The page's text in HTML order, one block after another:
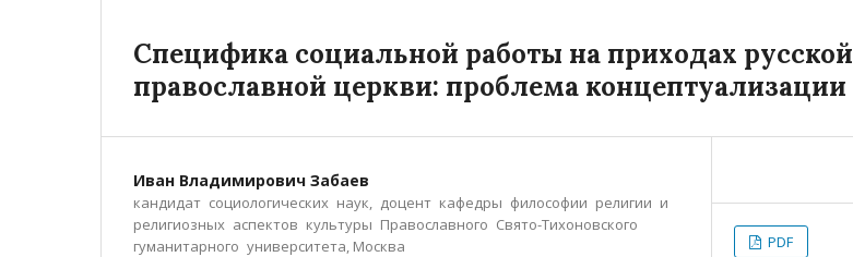
Специфика социальной работы на приходах русской
православной церкви: проблема концептуализации
Иван Владимирович Забаев
кандидат социологических наук, доцент кафедры философии религии и
религиозных аспектов культуры Православного Свято-Тихоновского
гуманитарного университета, Москва
PDF